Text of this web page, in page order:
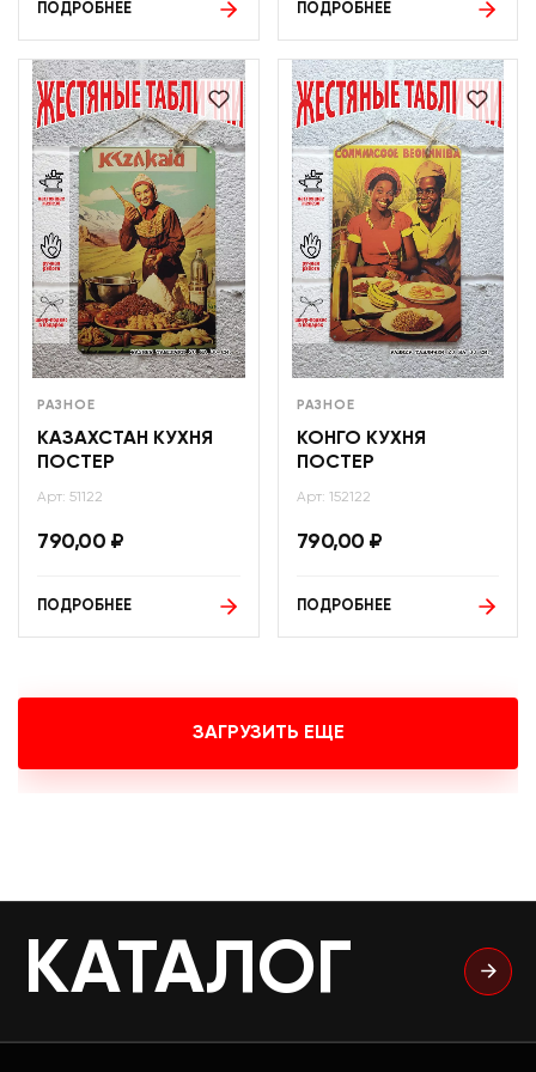
ПОДРОБНЕЕ ПОДРОБНЕЕ
РАЗНОЕ
КАЗАХСТАН КУХНЯ
ПОСТЕР
Арт: 51122
790,00 ₽
ПОДРОБНЕЕ
РАЗНОЕ
КОНГО КУХНЯ
ПОСТЕР
Арт: 152122
790,00 ₽
ПОДРОБНЕЕ
ЗАГРУЗИТЬ ЕЩЕ
КАТАЛОГ